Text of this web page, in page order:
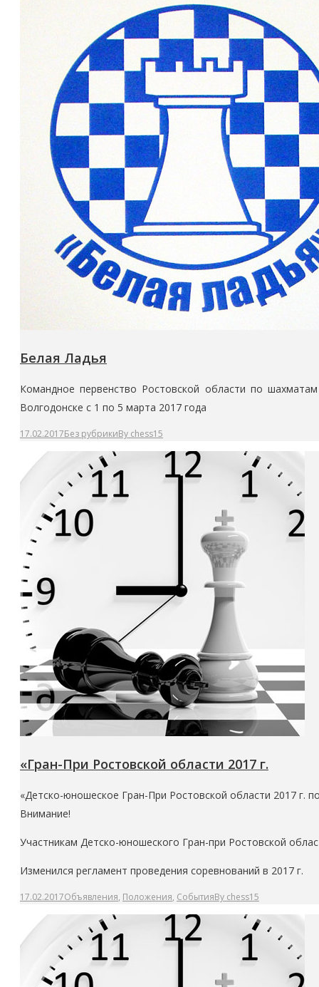
Белая Ладья
Командное первенство Ростовской области по
Волгодонске с 1 по 5 марта 2017 года
17.02.2017Без рубрикиBy chess15
«Гран-При Ростовской области 2017 г.
«Детско-юношеское Гран-При Ростовской области 2017 г.
Внимание!
Участникам Детско-юношеского Гран-при Ростовской
Изменился регламент проведения соревнований в 2017 г.
17.02.2017Объявления, Положения, СобытияBy chess15